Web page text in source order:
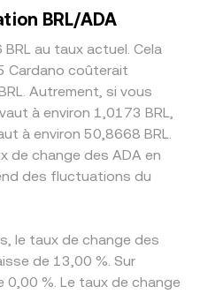
BRL/ADA
au taux actuel. Cela
Cardano coûterait
Autrement, si vous
à environ 1,0173 BRL,
à environ 50,8668 BRL.
de change des ADA en
des fluctuations du
le taux de change des
de 13,00 %. Sur
0,00 %. Le taux de change